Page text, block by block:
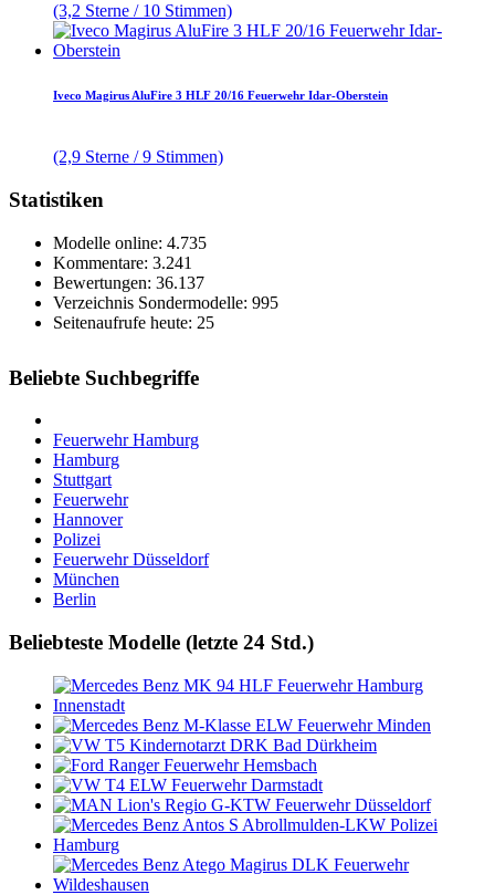
(3,2 Sterne / 10 Stimmen)
Iveco Magirus AluFire 3 HLF 20/16 Feuerwehr Idar-Oberstein
(2,9 Sterne / 9 Stimmen)
Statistiken
Modelle online: 4.735
Kommentare: 3.241
Bewertungen: 36.137
Verzeichnis Sondermodelle: 995
Seitenaufrufe heute: 25
Beliebte Suchbegriffe
Feuerwehr Hamburg
Hamburg
Stuttgart
Feuerwehr
Hannover
Polizei
Feuerwehr Düsseldorf
München
Berlin
Beliebteste Modelle (letzte 24 Std.)